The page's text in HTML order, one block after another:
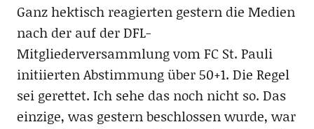
Ganz hektisch reagierten gestern die Medien
nach der auf der DFL-
Mitgliederversammlung vom FC St. Pauli
initiierten Abstimmung über 50+1. Die Regel
sei gerettet. Ich sehe das noch nicht so. Das
einzige, was gestern beschlossen wurde, war